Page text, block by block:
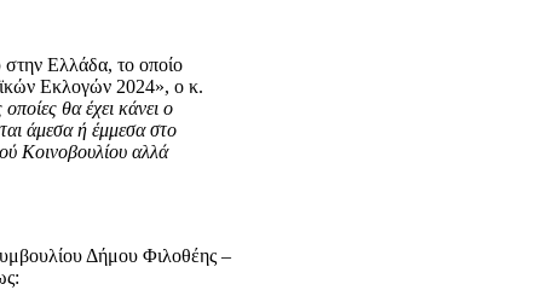
στην Ελλάδα, το οποίο
Εκλογών 2024», ο κ.
θα έχει κάνει ο
άμεσα ή έμμεσα στο
Κοινοβουλίου αλλά
Δήμου Φιλοθέης –